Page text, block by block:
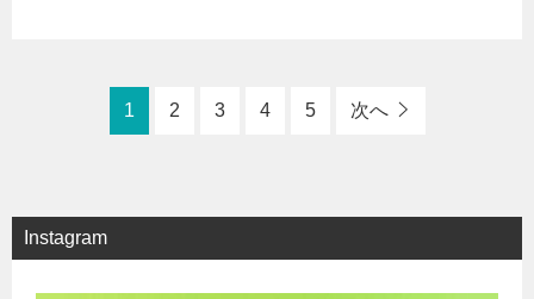
1 2 3 4 5 次へ
Instagram